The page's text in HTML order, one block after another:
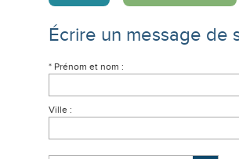
Écrire un message de
* Prénom et nom :
Ville :